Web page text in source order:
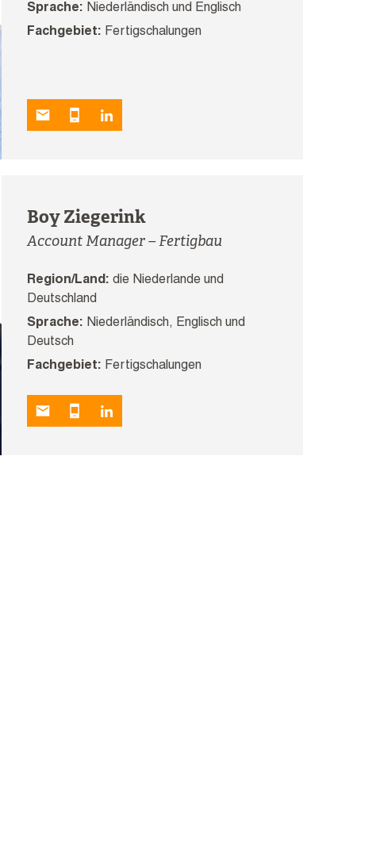
Sprache: Niederländisch und Englisch
Fachgebiet: Fertigschalungen
Boy Ziegerink
Account Manager – Fertigbau
Region/Land: die Niederlande und
Deutschland
Sprache: Niederländisch, Englisch und
Deutsch
Fachgebiet: Fertigschalungen